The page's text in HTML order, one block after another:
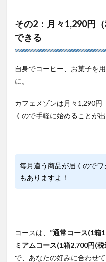
その2：月々1,290円
できる
自身でコーヒー、お菓子を
に。
カフェメゾンは月々1,290円
くので手軽に始めることが出
毎月違う商品が届くので
もありますよ！
コースは、 ”通常コース(1箱
ミアムコース(1箱2,700円(
で、あなたの好みに合わせて